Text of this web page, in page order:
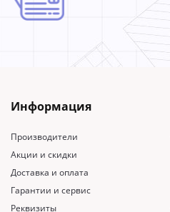
Информация
Производители
Акции и скидки
Доставка и оплата
Гарантии и сервис
Реквизиты